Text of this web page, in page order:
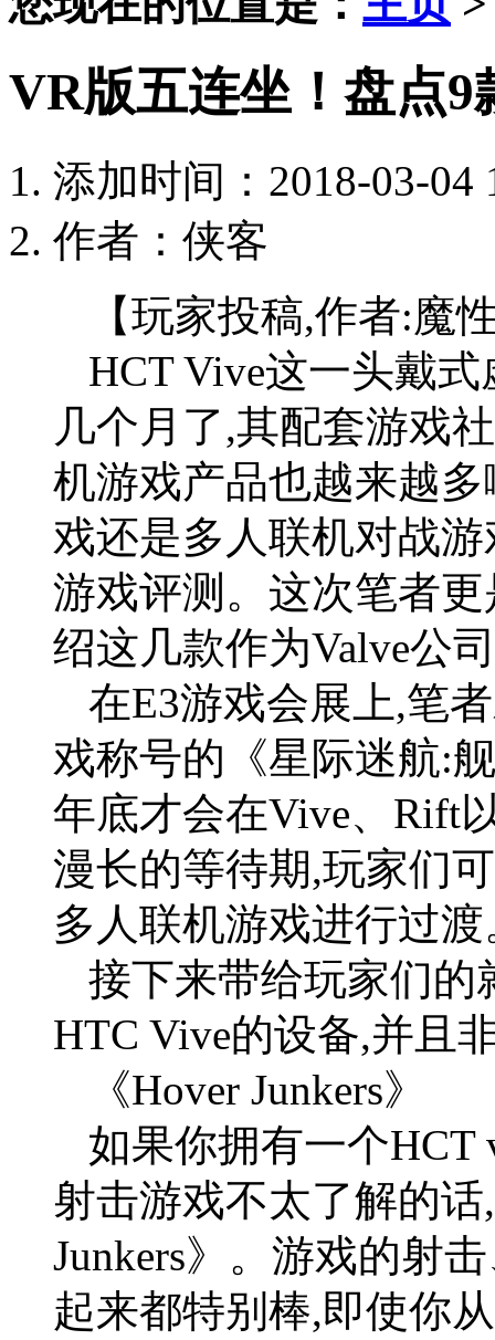
VR版五连坐！盘点9
添加时间：2018-03-04
作者：侠客
【玩家投稿,作者:魔
HCT Vive这一头戴
几个月了,其配套游戏
机游戏产品也越来越
戏还是多人联机对战
游戏评测。这次笔者
绍这几款作为Valve公
在E3游戏会展上,笔
戏称号的《星际迷航:
年底才会在Vive、Rift
漫长的等待期,玩家们
多人联机游戏进行过渡
接下来带给玩家们的
HTC Vive的设备,并且
《Hover Junkers》
如果你拥有一个HCT
射击游戏不太了解的
Junkers》。游戏的射
起来都特别棒,即使你